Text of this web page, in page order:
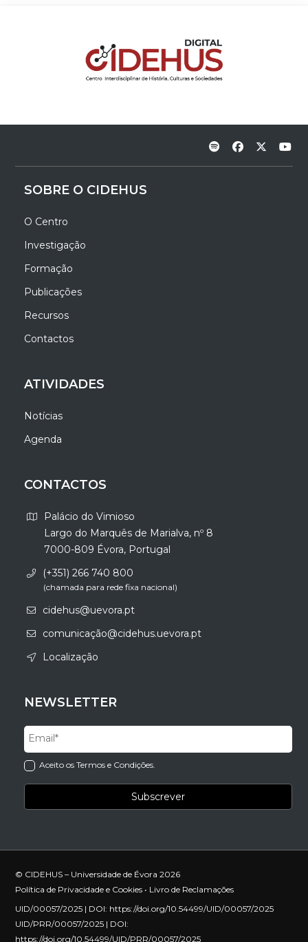
SOBRE O CIDEHUS
O Centro
Investigação
Formação
Publicações
Recursos
Contactos
ATIVIDADES
Notícias
Agenda
CONTACTOS
Palácio do Vimioso
Largo do Marquês de Marialva, nº 8
7000-809 Évora, Portugal
(+351) 266 740 800
(chamada para rede fixa nacional)
cidehus@uevora.pt
comunicação@cidehus.uevora.pt
Localização
NEWSLETTER
Aceito os Termos e Condições.
© CIDEHUS – Universidade de Évora 2026
Política de Privacidade e Cookies • Livro de Reclamações
UID/00057/2025 | DOI: https://doi.org/10.54499/UID/00057/2025
UID/PRR/00057/2025 | DOI:
https://doi.org/10.54499/UID/PRR/00057/2025